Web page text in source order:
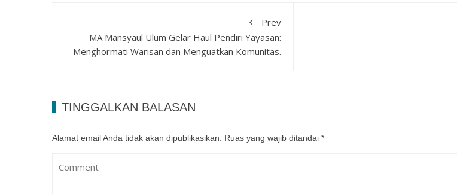
Prev
MA Mansyaul Ulum Gelar Haul Pendiri Yayasan:
Menghormati Warisan dan Menguatkan Komunitas.
TINGGALKAN BALASAN
Alamat email Anda tidak akan dipublikasikan. Ruas yang wajib ditandai *